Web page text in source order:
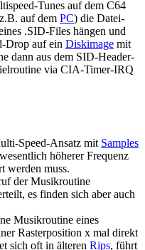
Tunes auf dem C64
auf dem PC) die Datei-
.SID-Files hängen und
Drop auf ein Diskimage mit
dann aus dem SID-Header-
via CIA-Timer-IRQ
Speed-Ansatz mit Samples
höherer Frequenz
werden muss.
der Musikroutine
es finden sich aber auch
Musikroutine eines
Rasterposition x mal direkt
sich oft in älteren Rips, führt